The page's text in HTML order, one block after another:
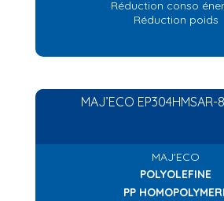
Réduction conso
Réduction poids
MAJ’ECO EP304HMSAR-
MAJ'ECO
POLYOLEFINE
PP